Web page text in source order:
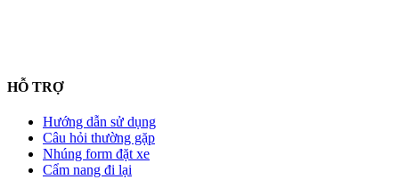
HỖ TRỢ
Hướng dẫn sử dụng
Câu hỏi thường gặp
Nhúng form đặt xe
Cẩm nang đi lại